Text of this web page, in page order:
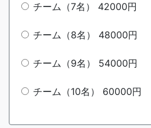
チーム（7名） 42000円
チーム（8名） 48000円
チーム（9名） 54000円
チーム（10名） 60000円